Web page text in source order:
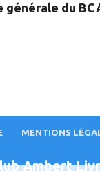
générale du
MENTIONS
Ambert